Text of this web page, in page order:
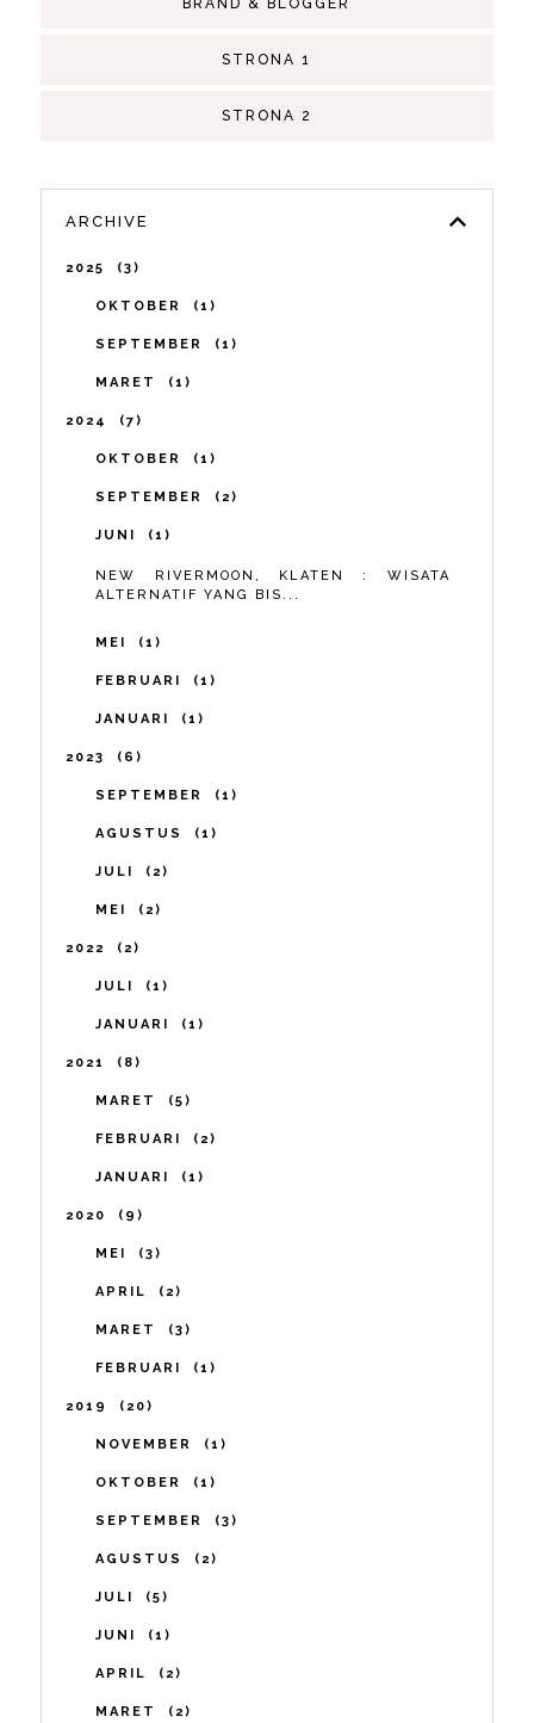
BRAND & BLOGGER
STRONA 1
STRONA 2
ARCHIVE
2025 3
OKTOBER 1
SEPTEMBER 1
MARET 1
2024 7
OKTOBER 1
SEPTEMBER 2
JUNI 1
NEW RIVERMOON, KLATEN : WISATA
ALTERNATIF YANG BIS...
MEI 1
FEBRUARI 1
JANUARI 1
2023 6
SEPTEMBER 1
AGUSTUS 1
JULI 2
MEI 2
2022 2
JULI 1
JANUARI 1
2021 8
MARET 5
FEBRUARI 2
JANUARI 1
2020 9
MEI 3
APRIL 2
MARET 3
FEBRUARI 1
2019 20
NOVEMBER 1
OKTOBER 1
SEPTEMBER 3
AGUSTUS 2
JULI 5
JUNI 1
APRIL 2
MARET 2